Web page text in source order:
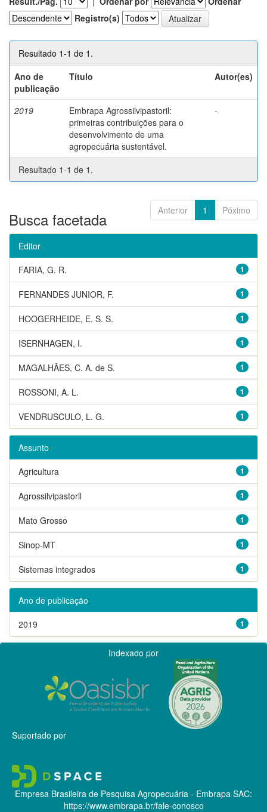
Registro(s)
Resultado 1-1 de 1.
Ano de
publicação
Título Autor(es)
2019
Embrapa Agrossilvipastoril:
primeiras contribuições para o
desenvolvimento de uma
agropecuária sustentável.
-
Resultado 1-1 de 1.
Anterior 1 Póximo
Busca facetada
Editor
1
FARIA, G. R.
1
FERNANDES JUNIOR, F.
1
HOOGERHEIDE, E. S. S.
1
ISERNHAGEN, I.
1
MAGALHÃES, C. A. de S.
1
ROSSONI, A. L.
1
VENDRUSCULO, L. G.
Assunto
1
Agricultura
1
Agrossilvipastoril
1
Mato Grosso
1
Sinop-MT
1
Sistemas integrados
Ano de publicação
1
2019
Indexado por
Suportado por
Empresa Brasileira de Pesquisa Agropecuária - Embrapa SAC:
https://www.embrapa.br/fale-conosco